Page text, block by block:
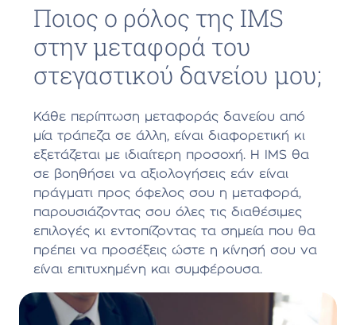
Ποιος ο ρόλος της IMS
στην μεταφορά του
στεγαστικού δανείου μου;
Κάθε περίπτωση μεταφοράς δανείου από
μία τράπεζα σε άλλη, είναι διαφορετική κι
εξετάζεται με ιδιαίτερη προσοχή. Η IMS θα
σε βοηθήσει να αξιολογήσεις εάν είναι
πράγματι προς όφελος σου η μεταφορά,
παρουσιάζοντας σου όλες τις διαθέσιμες
επιλογές κι εντοπίζοντας τα σημεία που θα
πρέπει να προσέξεις ώστε η κίνησή σου να
είναι επιτυχημένη και συμφέρουσα.